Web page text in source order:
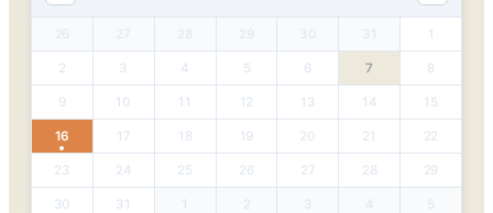
2 3 4 5 6 7 8
9 10 12 13 14 15
16 17 18 19 20 21 22
23 24 25 26 27 28 29
30 31